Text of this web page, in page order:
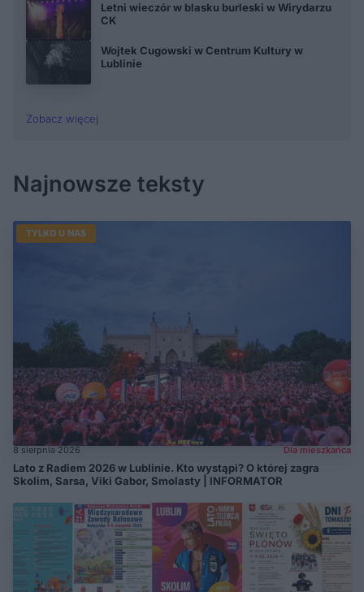
Letni wieczór w blasku burleski w Wirydarzu
CK
Wojtek Cugowski w Centrum Kultury w
Lublinie
Zobacz więcej
Najnowsze teksty
TYLKO U NAS
8 sierpnia 2026 Dla mieszkańca
Lato z Radiem 2026 w Lublinie. Kto wystąpi? O której zagra
Skolim, Sarsa, Viki Gabor, Smolasty | INFORMATOR